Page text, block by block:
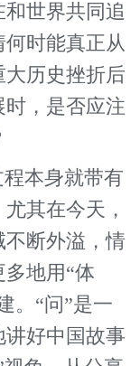
世界共同追
时能真正从
历史挫折后
，是否应注
本身就带有
其在今天，
不断外溢，情
地用“体
。“问”是一
好中国故事